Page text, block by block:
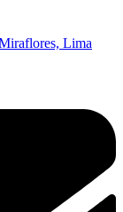
Lima